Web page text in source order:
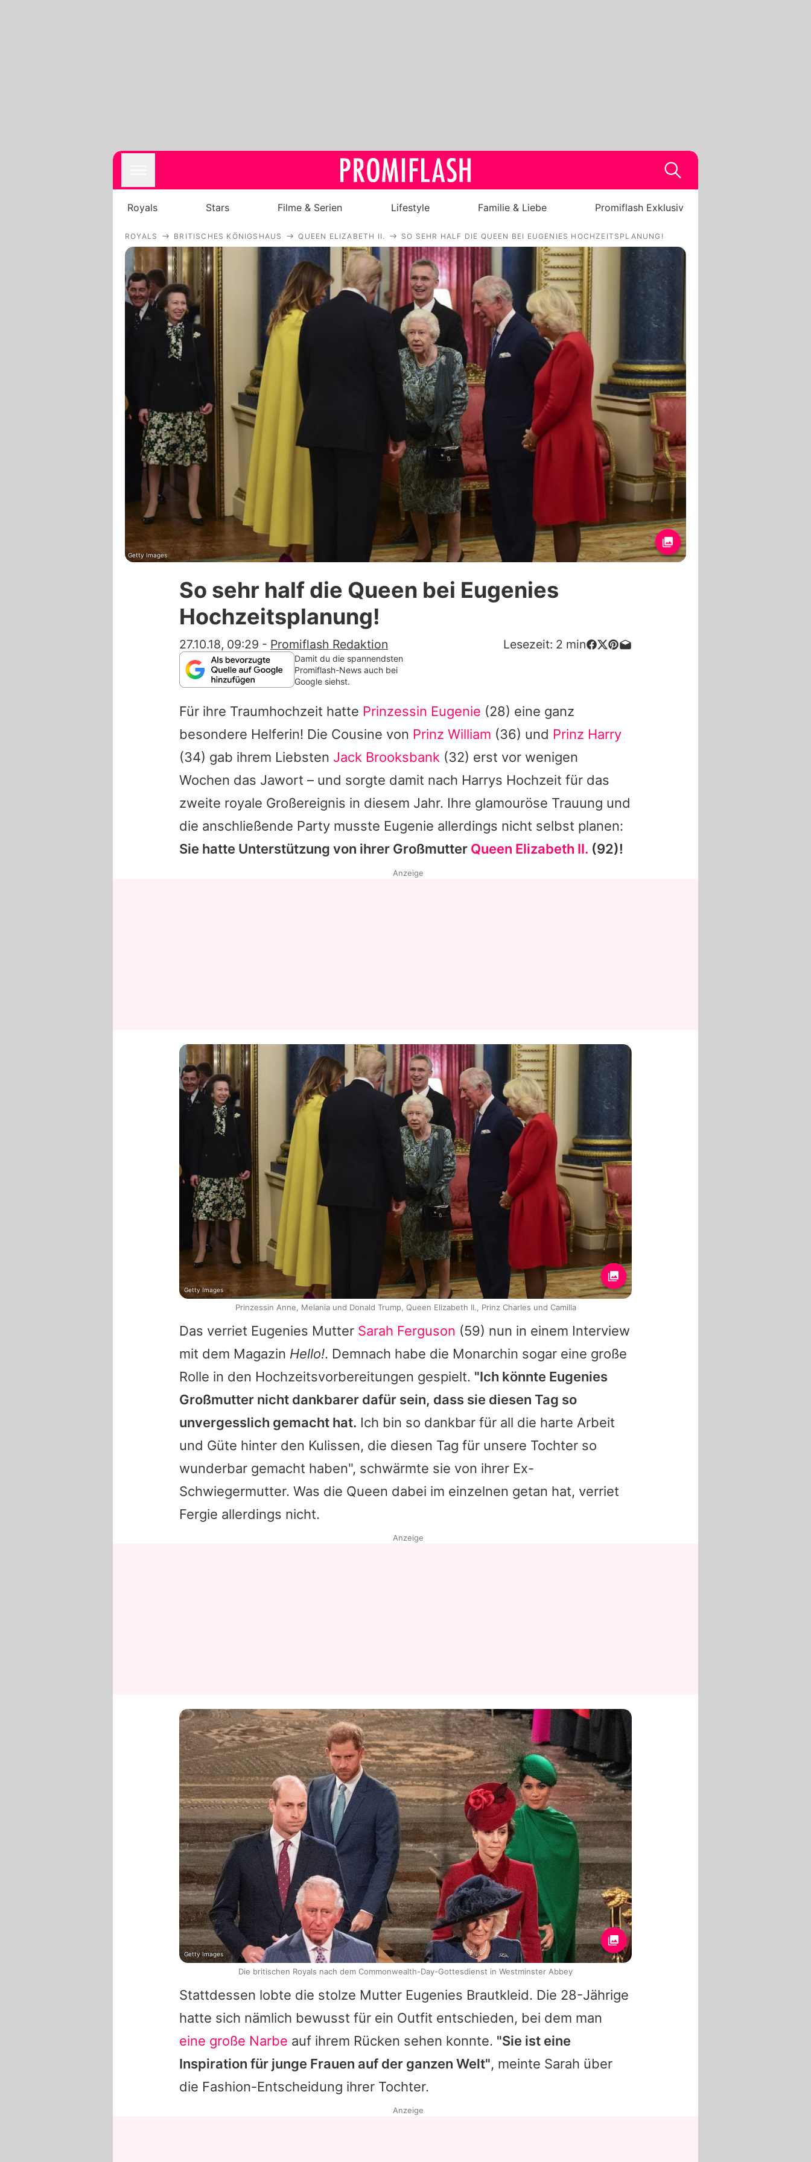
Royals
Stars
Filme & Serien
Lifestyle
Familie & Liebe
Promiflash Exklusiv
Alle Themen auf Promiflash
App runterladen
Team
Redaktionelle Richtlinien
Impressum
Datenschutzerklärung
Nutzungsbedingungen
Utiq verwalten
Royals Stars Filme & Serien Lifestyle Familie & Liebe Promiflash Exklusiv
ROYALS BRITISCHES KÖNIGSHAUS QUEEN ELIZABETH II. SO SEHR HALF DIE QUEEN BEI EUGENIES HOCHZEITSPLANUNG!
Getty Images
So sehr half die Queen bei Eugenies
Hochzeitsplanung!
27.10.18, 09:29 - Promiflash Redaktion Lesezeit: 2 min
Damit du die spannendsten
Promiflash-News auch bei
Google siehst.
Für ihre Traumhochzeit hatte Prinzessin Eugenie (28) eine ganz
besondere Helferin! Die Cousine von Prinz William (36) und Prinz Harry
(34) gab ihrem Liebsten Jack Brooksbank (32) erst vor wenigen
Wochen das Jawort – und sorgte damit nach Harrys Hochzeit für das
zweite royale Großereignis in diesem Jahr. Ihre glamouröse Trauung und
die anschließende Party musste Eugenie allerdings nicht selbst planen:
Sie hatte Unterstützung von ihrer Großmutter Queen Elizabeth II. (92)!
Das verriet Eugenies Mutter Sarah Ferguson (59) nun in einem Interview
mit dem Magazin Hello!. Demnach habe die Monarchin sogar eine große
Rolle in den Hochzeitsvorbereitungen gespielt. "Ich könnte Eugenies
Großmutter nicht dankbarer dafür sein, dass sie diesen Tag so
unvergesslich gemacht hat. Ich bin so dankbar für all die harte Arbeit
und Güte hinter den Kulissen, die diesen Tag für unsere Tochter so
wunderbar gemacht haben", schwärmte sie von ihrer Ex-
Schwiegermutter. Was die Queen dabei im einzelnen getan hat, verriet
Fergie allerdings nicht.
Stattdessen lobte die stolze Mutter Eugenies Brautkleid. Die 28-Jährige
hatte sich nämlich bewusst für ein Outfit entschieden, bei dem man
eine große Narbe auf ihrem Rücken sehen konnte. "Sie ist eine
Inspiration für junge Frauen auf der ganzen Welt", meinte Sarah über
die Fashion-Entscheidung ihrer Tochter.
Anzeige
Getty Images
Prinzessin Anne, Melania und Donald Trump, Queen Elizabeth II., Prinz Charles und Camilla
Anzeige
Getty Images
Die britischen Royals nach dem Commonwealth-Day-Gottesdienst in Westminster Abbey
Anzeige